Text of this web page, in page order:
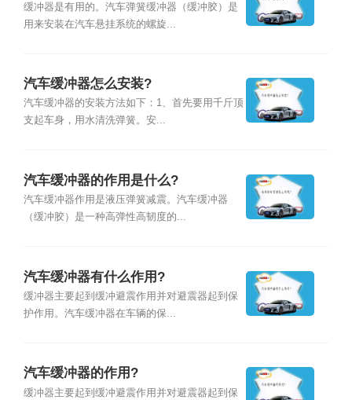
缓冲器是有用的。汽车弹簧缓冲器（缓冲胶）是
用来安装在汽车悬挂系统的螺旋...
汽车缓冲器怎么安装?
汽车缓冲器的安装方法如下：1、首先要用千斤顶
支起车身，用水清洗弹簧。安...
汽车缓冲器的作用是什么?
汽车缓冲器作用是液压弹簧减震。汽车缓冲器
（缓冲胶）是一种高弹性高韧度的...
汽车缓冲器有什么作用?
缓冲器主要起到缓冲避震作用并对避震器起到保
护作用。汽车缓冲器在车辆的保...
汽车缓冲器的作用?
缓冲器主要起到缓冲避震作用并对避震器起到保